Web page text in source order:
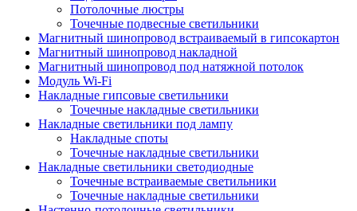
Потолочные люстры
Точечные подвесные светильники
Магнитный шинопровод встраиваемый в гипсокартон
Магнитный шинопровод накладной
Магнитный шинопровод под натяжной потолок
Модуль Wi-Fi
Накладные гипсовые светильники
Точечные накладные светильники
Накладные светильники под лампу
Накладные споты
Точечные накладные светильники
Накладные светильники светодиодные
Точечные встраиваемые светильники
Точечные накладные светильники